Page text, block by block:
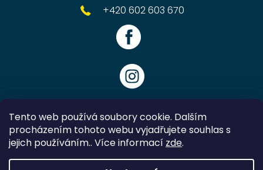
Tento web používá soubory cookie. Dalším
procházením tohoto webu vyjadřujete souhlas s
jejich používáním.. Více informací zde.
+420 602 603 670